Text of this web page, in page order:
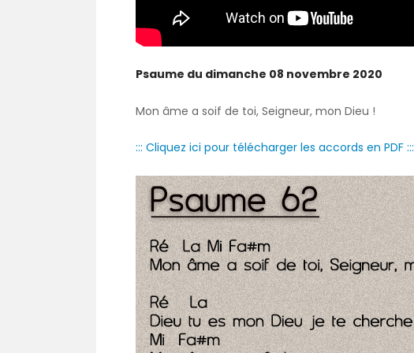
Psaume du dimanche 08 novembre 2020
Mon âme a soif de toi, Seigneur, mon Dieu !
::: Cliquez ici pour télécharger les accords en PDF :::